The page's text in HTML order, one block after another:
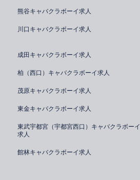
熊谷キャバクラボーイ求人
川口キャバクラボーイ求人
成田キャバクラボーイ求人
柏（西口）キャバクラボーイ求人
茂原キャバクラボーイ求人
東金キャバクラボーイ求人
東武宇都宮（宇都宮西口）キャバクラボーイ
求人
館林キャバクラボーイ求人